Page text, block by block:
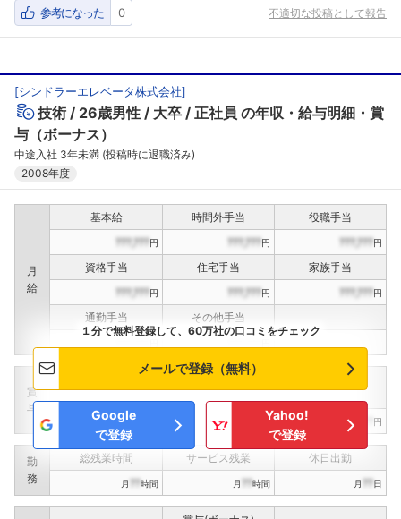
参考になった 0 不適切な投稿として報告
[シンドラーエレベータ株式会社]
技術 26歳男性 大卒 正社員 の年収・給与明細・賞
与（ボーナス）
中途入社 3年未満 (投稿時に退職済み)
2008年度
月
給
基本給 時間外手当
役職手当
???,???円 ???,???円 ???,???円
資格手当 住宅手当
家族手当
???,???円 ???,???円 ???,???円
通勤手当
その他手当
賞
与
インセンティブ賞与
決算賞与
???,??? ???,??? 円 ???,??? 円
勤
務
総残業時間 サービス残業 休日出勤
月 ??時間 月 ??時間 月 ??日
１分で無料登録して、60万社の口コミをチェック
メールで登録（無料）
Google
で登録
Yahoo!
で登録